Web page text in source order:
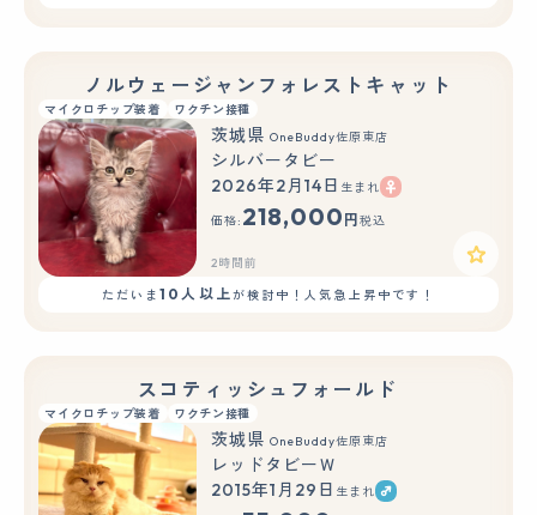
ノルウェージャンフォレストキャット
マイクロチップ装着 ワクチン接種
茨城県 OneBuddy佐原東店
シルバータビー
2026年2月14日 生まれ
価格: 218,000 円 税込
2時間前
ただいま10人以上が検討中！人気急上昇中です！
スコティッシュフォールド
マイクロチップ装着 ワクチン接種
茨城県 OneBuddy佐原東店
レッドタビーＷ
2015年1月29日 生まれ